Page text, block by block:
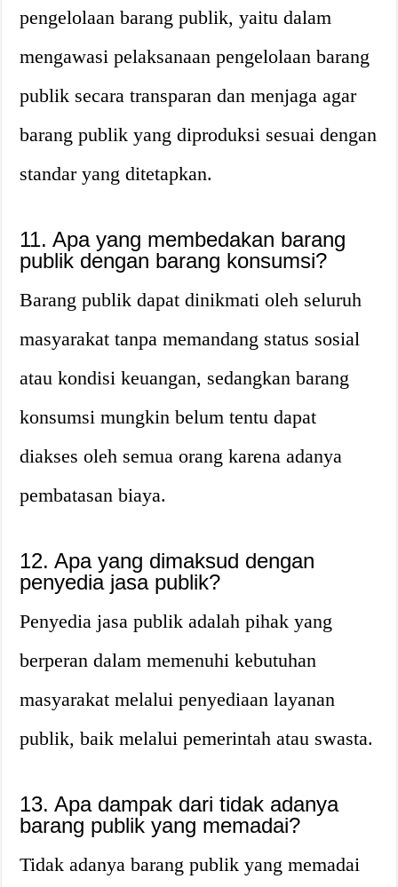
pengelolaan barang publik, yaitu dalam
mengawasi pelaksanaan pengelolaan barang
publik secara transparan dan menjaga agar
barang publik yang diproduksi sesuai dengan
standar yang ditetapkan.
11. Apa yang membedakan barang
publik dengan barang konsumsi?
Barang publik dapat dinikmati oleh seluruh
masyarakat tanpa memandang status sosial
atau kondisi keuangan, sedangkan barang
konsumsi mungkin belum tentu dapat
diakses oleh semua orang karena adanya
pembatasan biaya.
12. Apa yang dimaksud dengan
penyedia jasa publik?
Penyedia jasa publik adalah pihak yang
berperan dalam memenuhi kebutuhan
masyarakat melalui penyediaan layanan
publik, baik melalui pemerintah atau swasta.
13. Apa dampak dari tidak adanya
barang publik yang memadai?
Tidak adanya barang publik yang memadai